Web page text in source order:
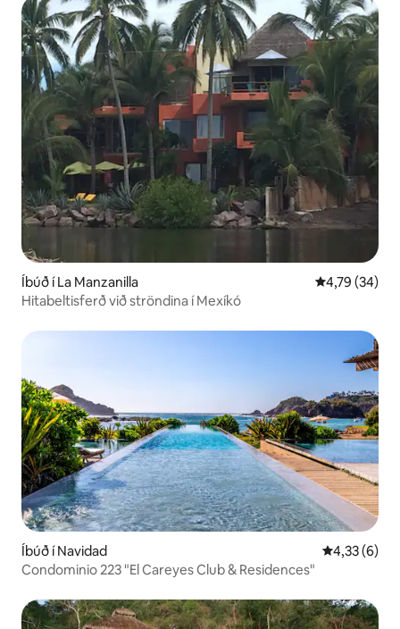
Íbúð í La Manzanilla 4,79 af 5 í
4,79 (34)
Hitabeltisferð við ströndina í Mexíkó
Íbúð í Navidad 4,33 af 5 í
4,33 (6)
Condominio 223 "El Careyes Club & Residences"